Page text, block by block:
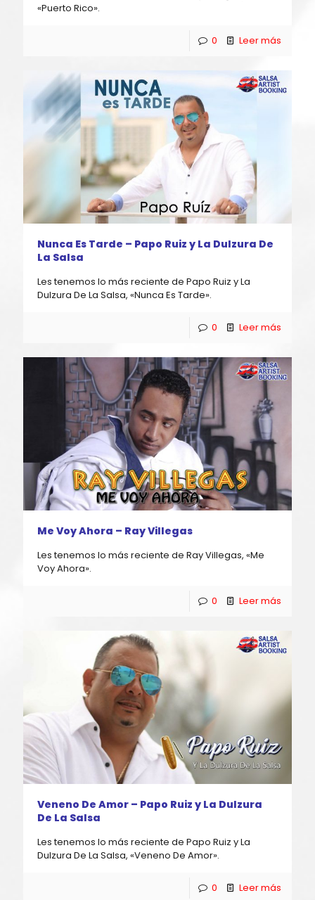
«Puerto Rico».
0 Leer más
Nunca Es Tarde – Papo Ruiz y La Dulzura De
La Salsa
Les tenemos lo más reciente de Papo Ruiz y La
Dulzura De La Salsa, «Nunca Es Tarde».
0 Leer más
Me Voy Ahora – Ray Villegas
Les tenemos lo más reciente de Ray Villegas, «Me
Voy Ahora».
0 Leer más
Veneno De Amor – Papo Ruiz y La Dulzura
De La Salsa
Les tenemos lo más reciente de Papo Ruiz y La
Dulzura De La Salsa, «Veneno De Amor».
0 Leer más